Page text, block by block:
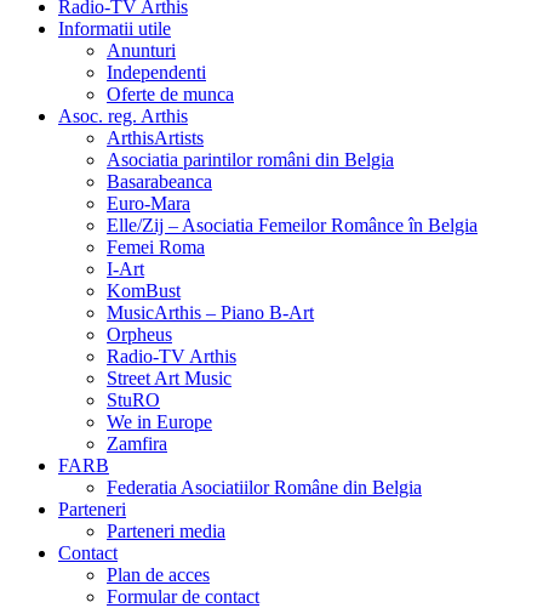
Radio-TV Arthis
Informatii utile
Anunturi
Independenti
Oferte de munca
Asoc. reg. Arthis
ArthisArtists
Asociatia parintilor români din Belgia
Basarabeanca
Euro-Mara
Elle/Zij – Asociatia Femeilor Românce în Belgia
Femei Roma
I-Art
KomBust
MusicArthis – Piano B-Art
Orpheus
Radio-TV Arthis
Street Art Music
StuRO
We in Europe
Zamfira
FARB
Federatia Asociatiilor Române din Belgia
Parteneri
Parteneri media
Contact
Plan de acces
Formular de contact